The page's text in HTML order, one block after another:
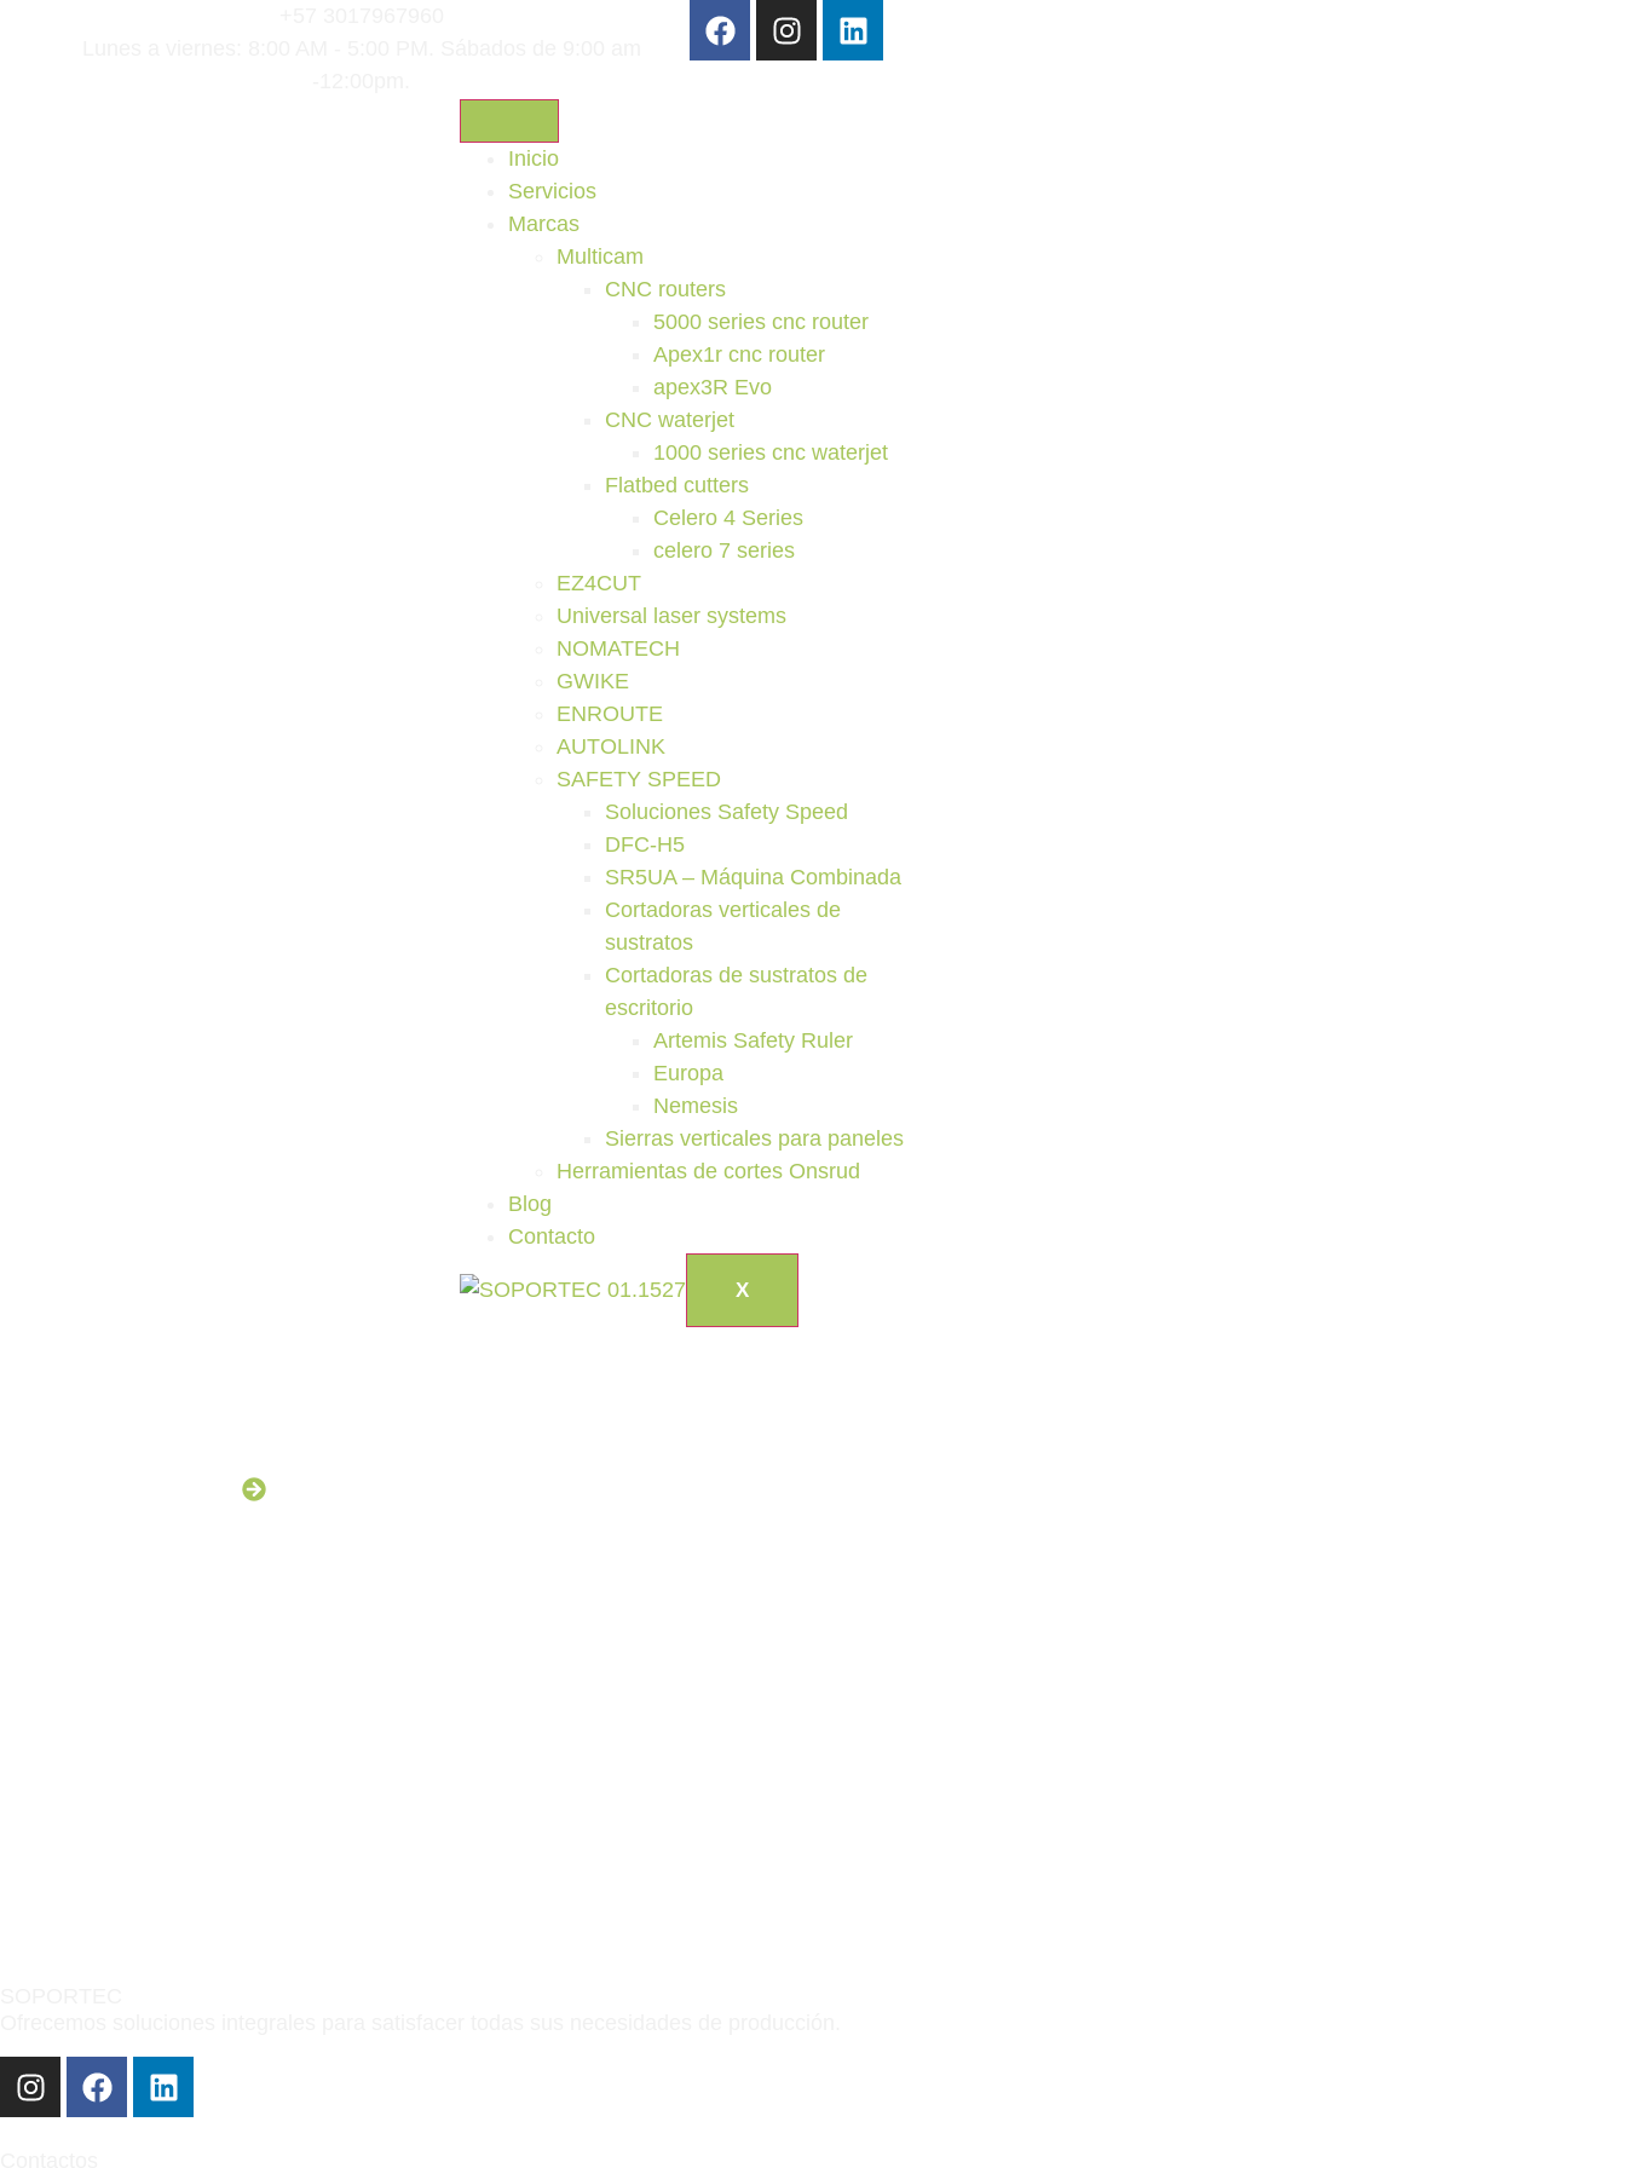
Inicio
Servicios
Marcas
Multicam
CNC routers
5000 series cnc router
Apex1r cnc router
apex3R Evo
CNC waterjet
1000 series cnc waterjet
Flatbed cutters
Celero 4 Series
celero 7 series
EZ4CUT
Universal laser systems
NOMATECH
GWIKE
ENROUTE
AUTOLINK
SAFETY SPEED
Soluciones Safety Speed
DFC-H5
SR5UA – Máquina Combinada
Cortadoras verticales de
sustratos
Cortadoras de sustratos de
escritorio
Artemis Safety Ruler
Europa
Nemesis
Sierras verticales para paneles
Herramientas de cortes Onsrud
Blog
Contacto
X